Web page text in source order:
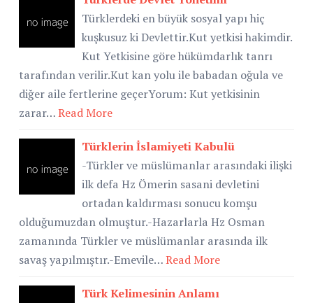
Türklerdeki en büyük sosyal yapı hiç
kuşkusuz ki Devlettir.Kut yetkisi hakimdir.
Kut Yetkisine göre hükümdarlık tanrı
tarafından verilir.Kut kan yolu ile babadan oğula ve
diğer aile fertlerine geçerYorum: Kut yetkisinin
zarar…Read More
Türklerin İslamiyeti Kabulü
-Türkler ve müslümanlar arasındaki ilişki
ilk defa Hz Ömerin sasani devletini
ortadan kaldırması sonucu komşu
olduğumuzdan olmuştur.-Hazarlarla Hz Osman
zamanında Türkler ve müslümanlar arasında ilk
savaş yapılmıştır.-Emevile…Read More
Türk Kelimesinin Anlamı